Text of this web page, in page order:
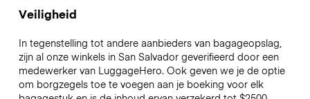
Veiligheid
In tegenstelling tot andere aanbieders van bagageopslag,
zijn al onze winkels in San Salvadorgeverifieerd door een
medewerker van LuggageHero. Ook geven we je de optie
om borgzegels toe te voegen aan je boeking voor elk